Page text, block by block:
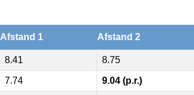
Afstand 1 Afstand 2
8.41 8.75
7.74 9.04 (p.r.)